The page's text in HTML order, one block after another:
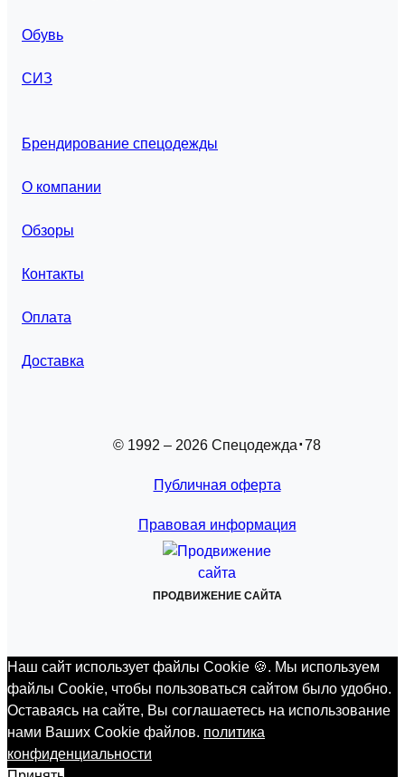
Обувь
СИЗ
Брендирование спецодежды
О компании
Обзоры
Контакты
Оплата
Доставка
© 1992 – 2026 Спецодежда 78
Публичная оферта
Правовая информация
ПРОДВИЖЕНИЕ САЙТА
Наш сайт использует файлы Cookie 🍪. Мы используем
файлы Cookie, чтобы пользоваться сайтом было удобно.
Оставаясь на сайте, Вы соглашаетесь на использование
нами Ваших Cookie файлов. политика
конфиденциальности